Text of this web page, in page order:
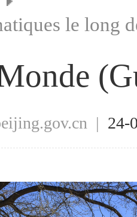
le long
| 24-